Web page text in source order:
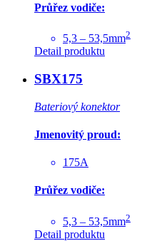
Průřez vodiče:
5,3 – 53,5mm2
Detail produktu
SBX175
Bateriový konektor
Jmenovitý proud:
175A
Průřez vodiče:
5,3 – 53,5mm2
Detail produktu